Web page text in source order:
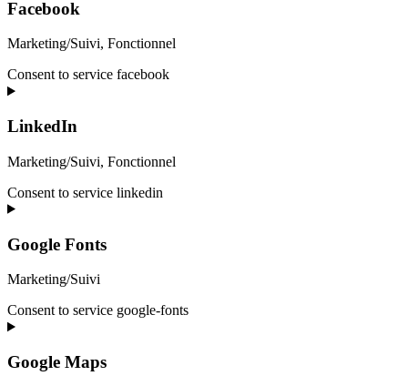
Facebook
Marketing/Suivi, Fonctionnel
Consent to service facebook
LinkedIn
Marketing/Suivi, Fonctionnel
Consent to service linkedin
Google Fonts
Marketing/Suivi
Consent to service google-fonts
Google Maps